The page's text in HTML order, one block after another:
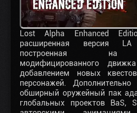
Lost Alpha Enhanced
расширенная версия
построенная на
модифицированного
добавлением новых
персонажей.
обширный оружейный пак
глобальных проектов BaS,